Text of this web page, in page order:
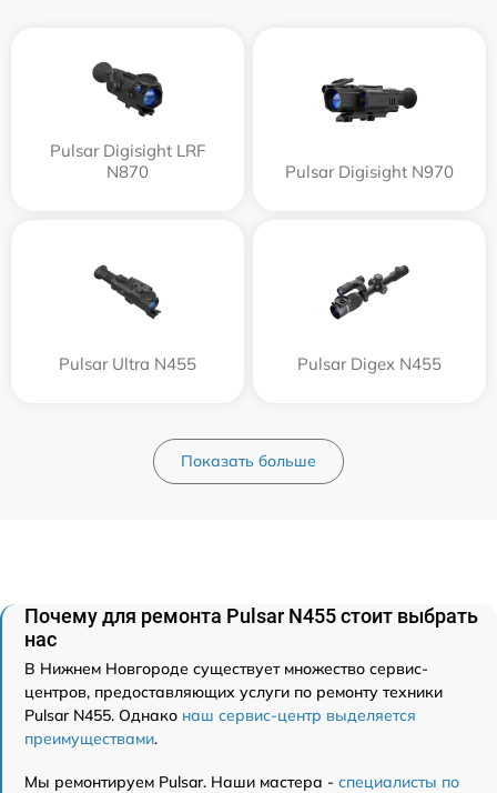
Pulsar Digisight LRF
N870
Pulsar Digisight N970
Pulsar Ultra N455 Pulsar Digex N455
Показать больше
Почему для ремонта Pulsar N455 стоит выбрать
нас
В Нижнем Новгороде существует множество сервис-
центров, предоставляющих услуги по ремонту техники
Pulsar N455. Однако наш сервис-центр выделяется
преимуществами.
Мы ремонтируем Pulsar. Наши мастера - специалисты по